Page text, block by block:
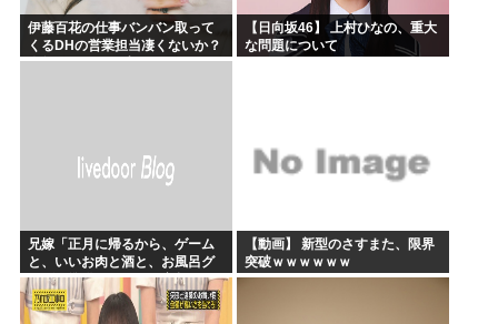
伊藤百花の仕事バンバン取って
くるDHの営業担当凄くないか？
今年のボーナス凄いことになり
【日向坂46】 上村ひなの、重大
な問題について
兄嫁「正月に帰るから、ゲーム
と、いいお肉と酒と、お風呂グ
ッズの準備しとけよ」寝起きの
私「知るかボケ」兄嫁「キィィ
ィィー！！！！」私「あ…」
【動画】 新型のさすまた、限界
突破ｗｗｗｗｗｗ